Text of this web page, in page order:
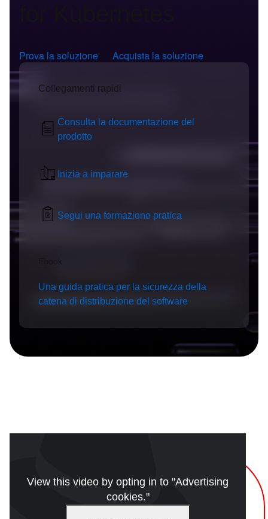
Prova la soluzione Acquista la soluzione
Collegamenti rapidi
Consulta la documentazione del
prodotto
Inizia a imparare
Segui una formazione pratica
Una guida pratica per la sicurezza della
catena di distribuzione del software
View this video by opting in to "Advertising
cookies."